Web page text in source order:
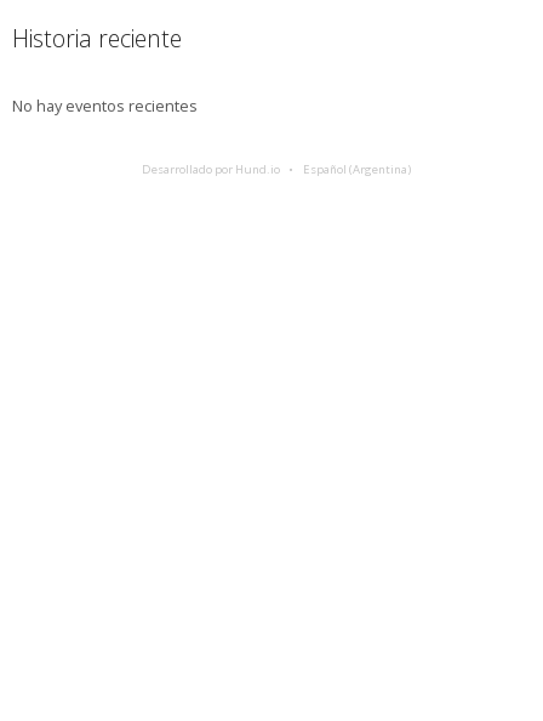
Historia reciente
No hay eventos recientes
Desarrollado por Hund.io Español (Argentina)